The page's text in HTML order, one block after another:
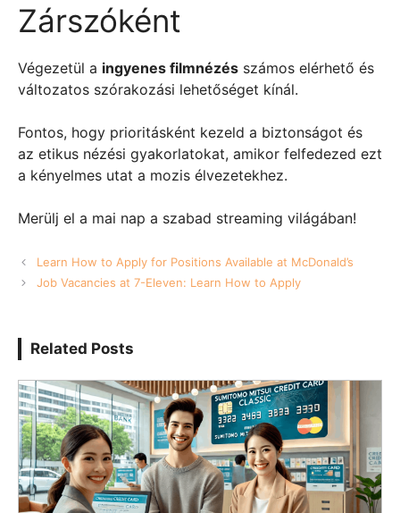
Zárszóként
Végezetül a ingyenes filmnézés számos elérhető és
változatos szórakozási lehetőséget kínál.
Fontos, hogy prioritásként kezeld a biztonságot és
az etikus nézési gyakorlatokat, amikor felfedezed ezt
a kényelmes utat a mozis élvezetekhez.
Merülj el a mai nap a szabad streaming világában!
Learn How to Apply for Positions Available at McDonald’s
Job Vacancies at 7-Eleven: Learn How to Apply
Related Posts